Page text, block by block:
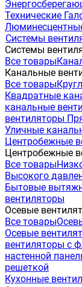
Технические
Системы
Системы
Все товары
Канальные
Все товары
Квадратные
канальные
вентиляторы
Уличные
Центробежные
Центробежные
Все товары
Высокого
Бытовые
вентиляторы
Осевые
Все товары
Осевые
вентиляторы с
настенной
решеткой
Кухонные